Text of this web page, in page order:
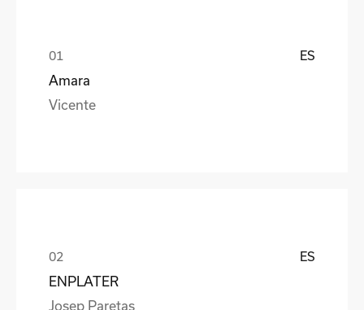
ES
Amara
Vicente
ES
ENPLATER
Josep Paretas